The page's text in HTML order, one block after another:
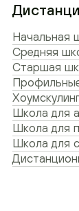
Начальная
Средняя
Старшая
Школа для
Школа для
Школа для